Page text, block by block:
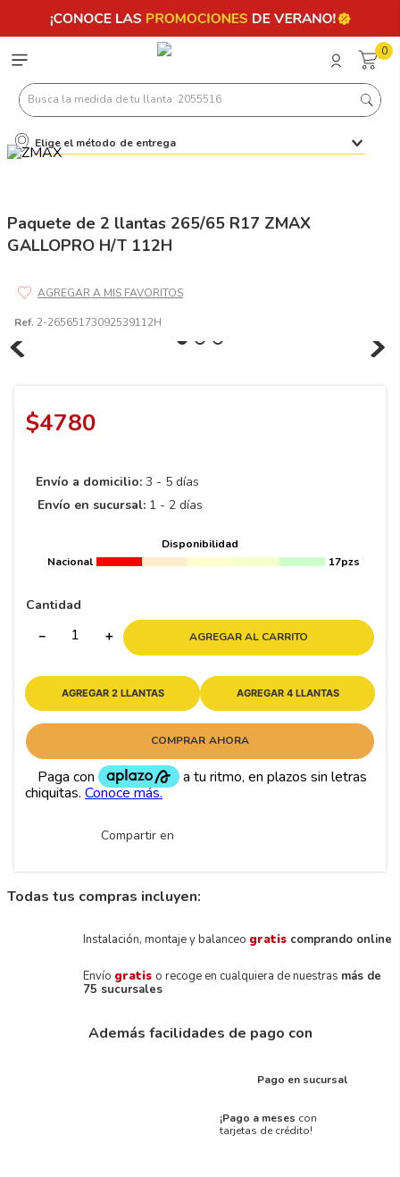
0
Busca la medida de tu llanta: 2055516
Elige el método de entrega
Paquete de 2 llantas 265/65 R17 ZMAX
GALLOPRO H/T 112H
Ref. 2-26565173092539112H
$4780
Envío a domicilio: 3 - 5 días
Envío en sucursal: 1 - 2 días
Disponibilidad
Nacional
17pzs
Cantidad
＋
－ AGREGAR AL CARRITO
AGREGAR 2 LLANTAS AGREGAR 4 LLANTAS
COMPRAR AHORA
Compartir en
Todas tus compras incluyen:
Instalación, montaje y balanceo gratis comprando online
Envío gratis o recoge en cualquiera de nuestras más de
75 sucursales
Además facilidades de pago con
Pago en sucursal
¡Pago a meses con
tarjetas de crédito!
Términos más buscados
2
6 185